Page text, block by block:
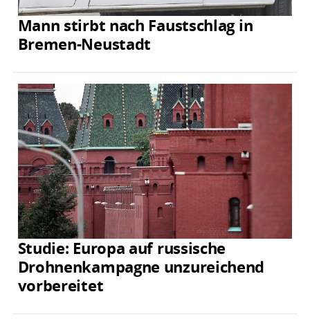
Mann stirbt nach Faustschlag in
Bremen-Neustadt
Studie: Europa auf russische
Drohnenkampagne unzureichend
vorbereitet